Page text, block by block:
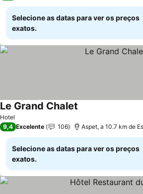
Selecione as datas para ver os preços
exatos.
Hotel
Le Grand Chalet
9,4 Excelente 106 Aspet, a 10.7 km de
Selecione as datas para ver os preços
exatos.